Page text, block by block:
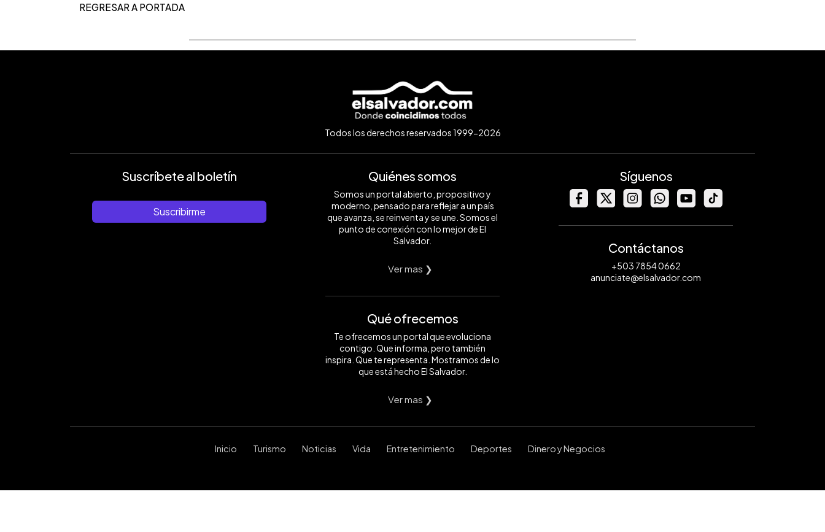
REGRESAR A PORTADA
Todos los derechos reservados 1999-2026
Suscríbete al boletín
Suscribirme
Quiénes somos
Somos un portal abierto, propositivo y
moderno, pensado para reflejar a un país
que avanza, se reinventa y se une. Somos el
punto de conexión con lo mejor de El
Salvador.
Ver mas ❯
Qué ofrecemos
Te ofrecemos un portal que evoluciona
contigo. Que informa, pero también
inspira. Que te representa. Mostramos de lo
que está hecho El Salvador.
Ver mas ❯
Síguenos
Contáctanos
+503 7854 0662
anunciate@elsalvador.com
Inicio Turismo Noticias Vida Entretenimiento Deportes Dinero y Negocios